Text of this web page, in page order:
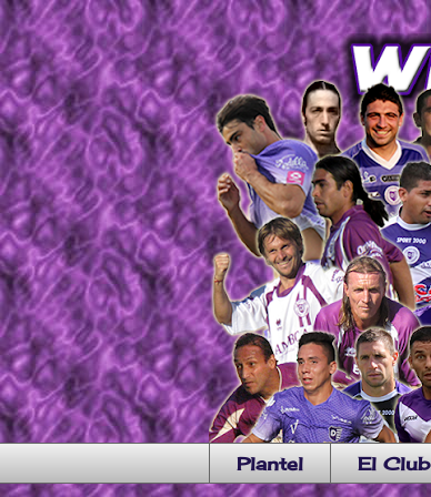
Plantel El Club